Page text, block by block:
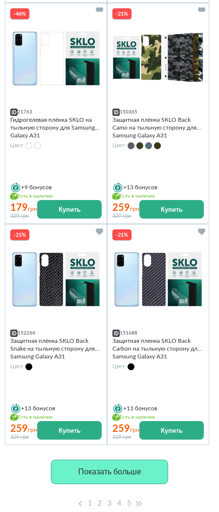
-46%
21763
Гидрогелевая плёнка SKLO на
тыльную сторону для Samsung
Galaxy A31
Цвет:
+9 бонусов
Есть в наличии
179грн
329 грн
Купить
-21%
150365
Защитная плёнка SKLO Back
Camo на тыльную сторону для
Samsung Galaxy A31
Цвет:
+13 бонусов
Есть в наличии
259грн
329 грн
Купить
-21%
152264
Защитная плёнка SKLO Back
Snake на тыльную сторону для
Samsung Galaxy A31
Цвет:
+13 бонусов
Есть в наличии
259грн
329 грн
Купить
-21%
151688
Защитная пленка SKLO Back
Carbon на тыльную сторону для
Samsung Galaxy A31
Цвет:
+13 бонусов
Есть в наличии
259грн
329 грн
Купить
Показать больше
1 2 3 4 5